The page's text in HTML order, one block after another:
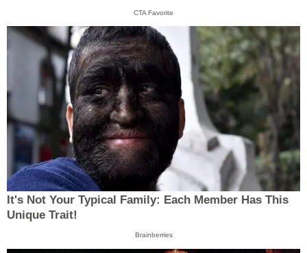
CTA Favorite
It's Not Your Typical Family: Each Member Has This
Unique Trait!
Brainberries